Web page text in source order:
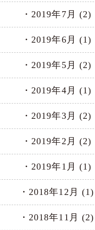
2019年7月 (2)
2019年6月 (1)
2019年5月 (2)
2019年4月 (1)
2019年3月 (2)
2019年2月 (2)
2019年1月 (1)
2018年12月 (1)
2018年11月 (2)